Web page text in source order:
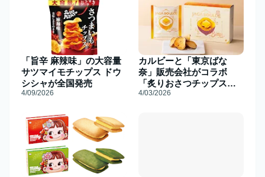
「旨辛 麻辣味」の大容量
サツマイモチップス ドウ
シシャが全国発売
4/09/2026
カルビーと「東京ばな
奈」販売会社がコラボ
「炙りおさつチップス」
羽田で初販売へ
4/03/2026